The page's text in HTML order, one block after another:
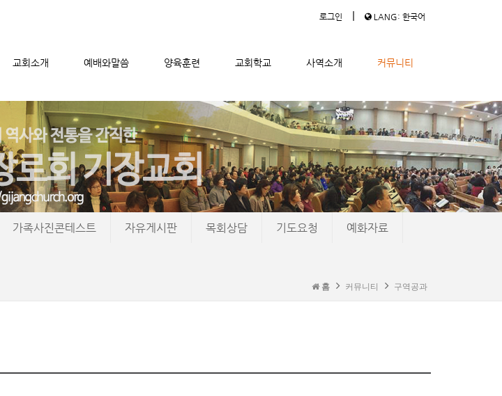
로그인 | LANG: 한국어
교회소개 예배와말씀 양육훈련 교회학교 사역소개 커뮤니티
메뉴 건너뛰기
가족사진콘테스트 자유게시판 목회상담 기도요청 예화자료
홈 커뮤니티 구역공과